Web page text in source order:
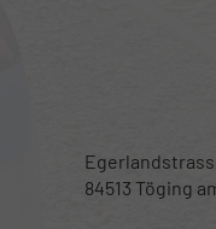
84513 Töging